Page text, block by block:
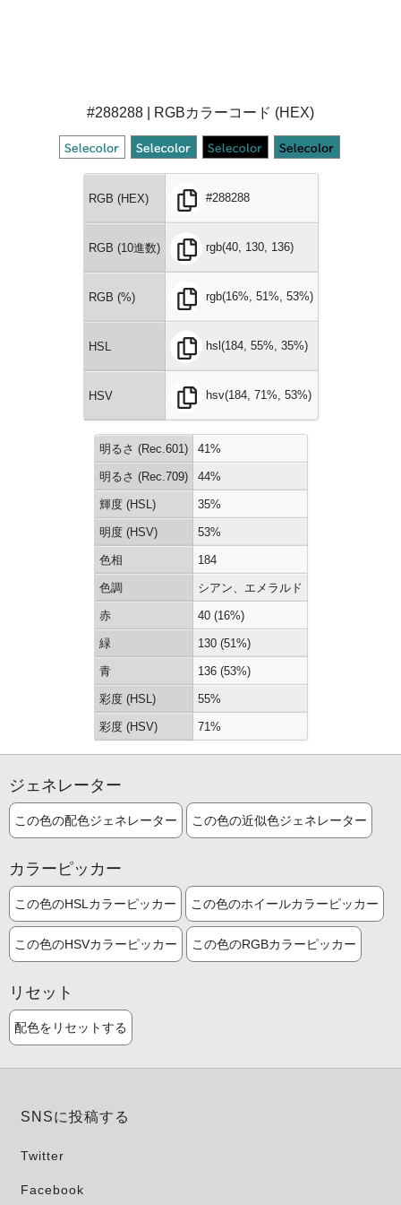
#288288 | RGBカラーコード (HEX)
RGB (HEX) #288288
RGB (10進数) rgb(40, 130, 136)
RGB (%) rgb(16%, 51%, 53%)
HSL hsl(184, 55%, 35%)
HSV hsv(184, 71%, 53%)
明るさ (Rec.601) 41%
明るさ (Rec.709) 44%
輝度 (HSL) 35%
明度 (HSV) 53%
色相 184
色調 シアン、エメラルド
赤 40 (16%)
緑 130 (51%)
青 136 (53%)
彩度 (HSL) 55%
彩度 (HSV) 71%
ジェネレーター
この色の配色ジェネレーター この色の近似色ジェネレーター
カラーピッカー
この色のHSLカラーピッカー この色のホイールカラーピッカー
この色のHSVカラーピッカー この色のRGBカラーピッカー
リセット
配色をリセットする
SNSに投稿する
Twitter
Facebook